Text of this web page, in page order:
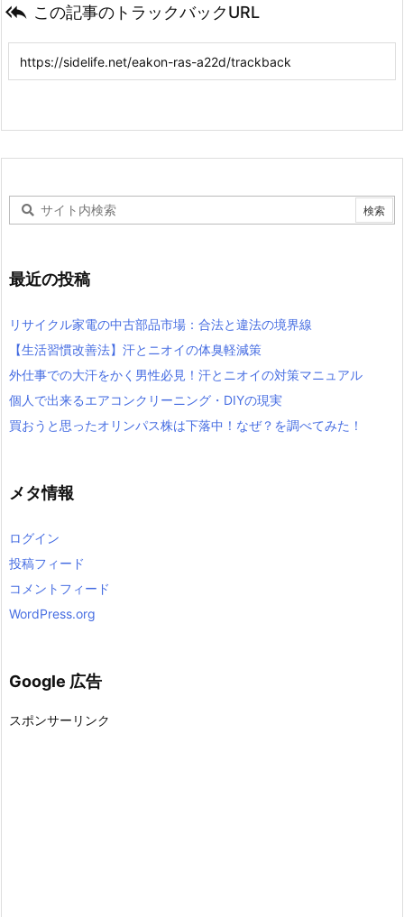
 この記事のトラックバックURL
最近の投稿
リサイクル家電の中古部品市場：合法と違法の境界線
【生活習慣改善法】汗とニオイの体臭軽減策
外仕事での大汗をかく男性必見！汗とニオイの対策マニュアル
個人で出来るエアコンクリーニング・DIYの現実
買おうと思ったオリンパス株は下落中！なぜ？を調べてみた！
メタ情報
ログイン
投稿フィード
コメントフィード
WordPress.org
Google 広告
スポンサーリンク